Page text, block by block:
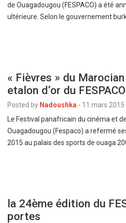
de Ouagadougou (FESPACO) a été
ultérieure. Selon le gouvernement
« Fièvres » du
etalon d’or du FESPACO
Posted by Nadoushka - 11 mars 2015
Le Festival panafricain du cinéma et
Ouagadougou (Fespaco) a refermé
2015 au palais des sports de ouaga
la 24ème édition du
portes